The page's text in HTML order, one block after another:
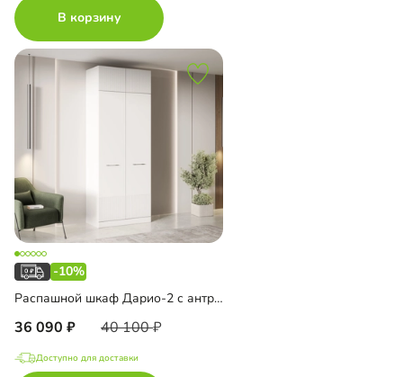
В корзину
-10%
Распашной шкаф Дарио-2 с антресолью
36 090 40 100
Доступно для доставки